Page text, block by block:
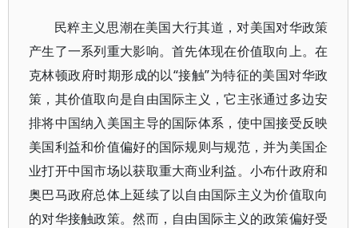
民粹主义思潮在美国大行其道，对美国对华政策
产生了一系列重大影响。首先体现在价值取向上。在
克林顿政府时期形成的以“接触”为特征的美国对华政
策，其价值取向是自由国际主义，它主张通过多边安
排将中国纳入美国主导的国际体系，使中国接受反映
美国利益和价值偏好的国际规则与规范，并为美国企
业打开中国市场以获取重大商业利益。小布什政府和
奥巴马政府总体上延续了以自由国际主义为价值取向
的对华接触政策。然而，自由国际主义的政策偏好受